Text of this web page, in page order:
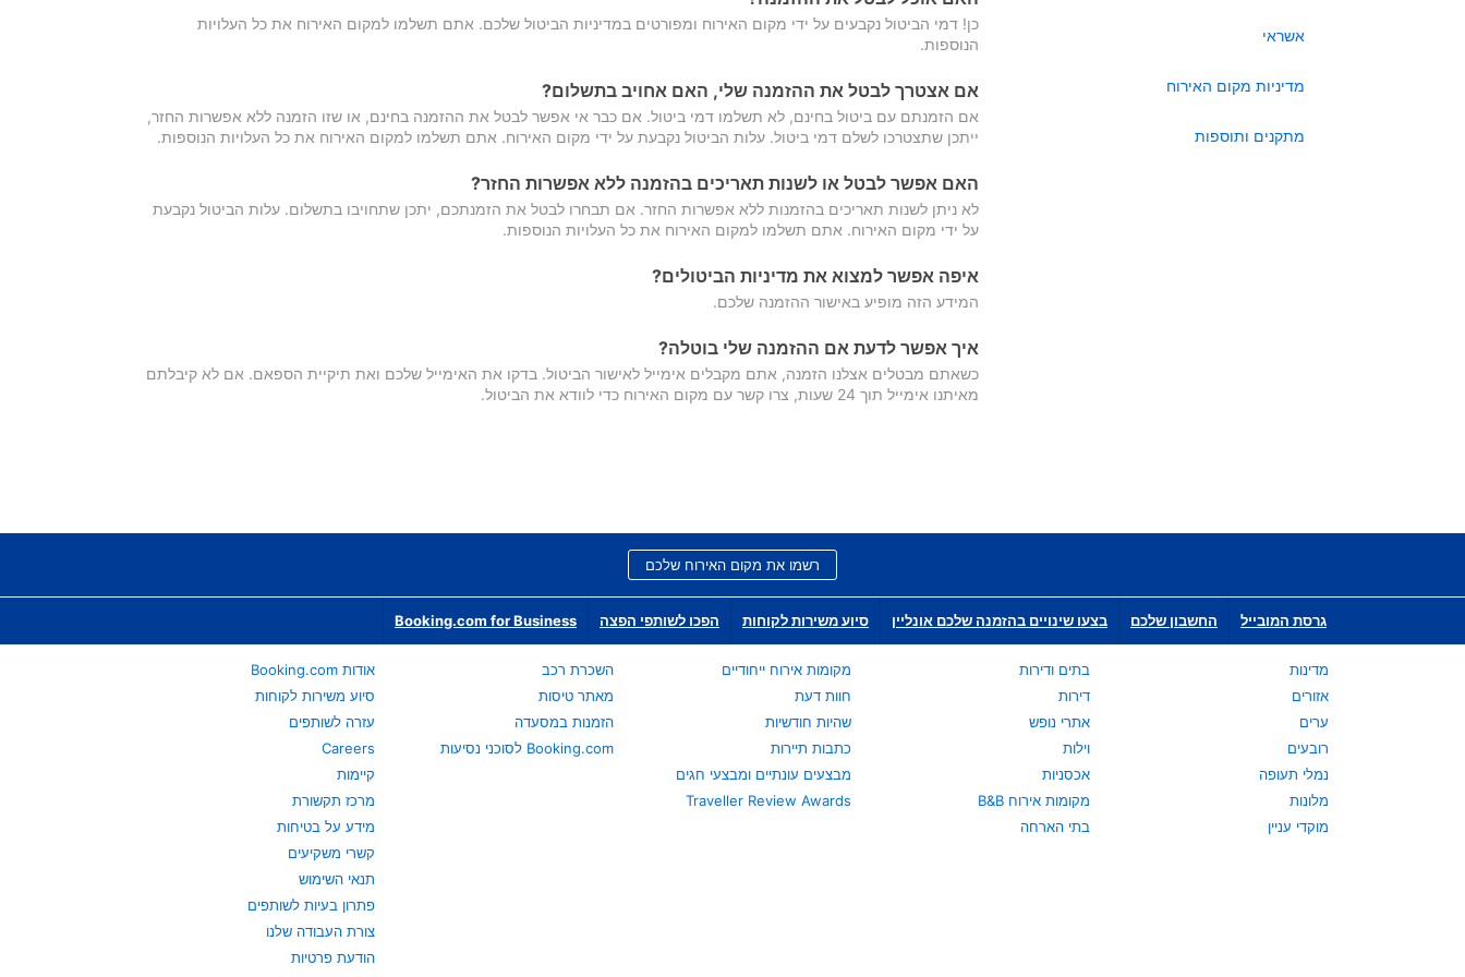
אשראי
מדיניות מקום האירוח
מתקנים ותוספות
כן! דמי הביטול נקבעים על ידי מקום האירוח ומפורטים במדיניות הביטול שלכם. אתם תשלמו למקום האירוח את כל העלויות
הנוספות.
אם אצטרך לבטל את ההזמנה שלי, האם אחויב בתשלום?
אם הזמנתם עם ביטול בחינם, לא תשלמו דמי ביטול. אם כבר אי אפשר לבטל את ההזמנה בחינם, או שזו הזמנה ללא אפשרות החזר,
ייתכן שתצטרכו לשלם דמי ביטול. עלות הביטול נקבעת על ידי מקום האירוח. אתם תשלמו למקום האירוח את כל העלויות הנוספות.
האם אפשר לבטל או לשנות תאריכים בהזמנה ללא אפשרות החזר?
לא ניתן לשנות תאריכים בהזמנות ללא אפשרות החזר. אם תבחרו לבטל את הזמנתכם, יתכן שתחויבו בתשלום. עלות הביטול נקבעת
על ידי מקום האירוח. אתם תשלמו למקום האירוח את כל העלויות הנוספות.
איפה אפשר למצוא את מדיניות הביטולים?
המידע הזה מופיע באישור ההזמנה שלכם.
איך אפשר לדעת אם ההזמנה שלי בוטלה?
כשאתם מבטלים אצלנו הזמנה, אתם מקבלים אימייל לאישור הביטול. בדקו את האימייל שלכם ואת תיקיית הספאם. אם לא קיבלתם
מאיתנו אימייל תוך 24 שעות, צרו קשר עם מקום האירוח כדי לוודא את הביטול.
רשמו את מקום האירוח שלכם
גרסת המובייל החשבון שלכם בצעו שינויים בהזמנה שלכם אונליין סיוע משירות לקוחות הפכו לשותפי הפצה Booking.com for Business
מדינות
אזורים
ערים
רובעים
נמלי תעופה
מלונות
מוקדי עניין
בתים ודירות
דירות
אתרי נופש
וילות
אכסניות
מקומות אירוח B&B
בתי הארחה
מקומות אירוח ייחודיים
חוות דעת
שהיות חודשיות
כתבות תיירות
מבצעים עונתיים ומבצעי חגים
Traveller Review Awards
השכרת רכב
מאתר טיסות
הזמנות במסעדה
Booking.com לסוכני נסיעות
אודות Booking.com
סיוע משירות לקוחות
עזרה לשותפים
Careers
קיימות
מרכז תקשורת
מידע על בטיחות
קשרי משקיעים
תנאי השימוש
פתרון בעיות לשותפים
צורת העבודה שלנו
הודעת פרטיות